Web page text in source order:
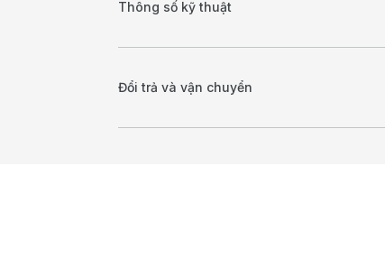
Thông số kỹ thuật
Đổi trả và vận chuyển